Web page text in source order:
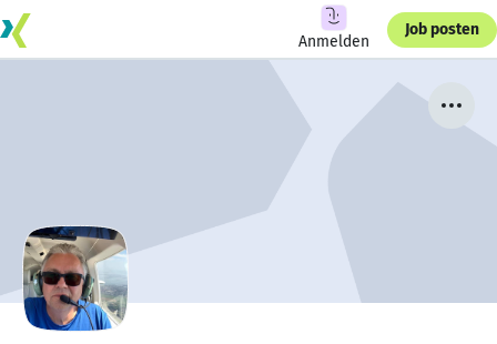
Anmelden
Job posten